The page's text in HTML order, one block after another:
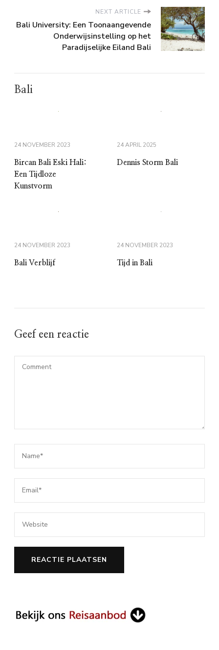
NEXT ARTICLE
Bali University: Een Toonaangevende
Onderwijsinstelling op het
Paradijselijke Eiland Bali
Bali
24 NOVEMBER 2023
Bircan Bali Eski Hali:
Een Tijdloze
Kunstvorm
24 APRIL 2025
Dennis Storm Bali
24 NOVEMBER 2023
Bali Verblijf
24 NOVEMBER 2023
Tijd in Bali
Geef een reactie